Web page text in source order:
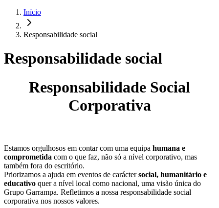
Início
Responsabilidade social
Responsabilidade social
Responsabilidade Social
Corporativa
Estamos orgulhosos em contar com uma equipa humana e
comprometida com o que faz, não só a nível corporativo, mas
também fora do escritório.
Priorizamos a ajuda em eventos de caráctersocial, humanitário e
educativo quer a nível local como nacional, uma visão única do
Grupo Garrampa. Refletimos a nossa responsabilidade social
corporativa nos nossos valores.